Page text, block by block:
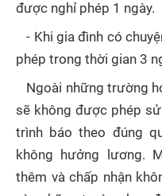
được nghỉ phép 1 ngày.
- Khi gia đình có
phép trong thời gian 3
Ngoài những trường
sẽ không được phép
trình báo theo đúng
không hưởng lương.
thêm và chấp nhận